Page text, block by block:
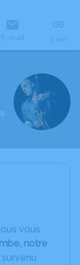
vous
notre
survenu